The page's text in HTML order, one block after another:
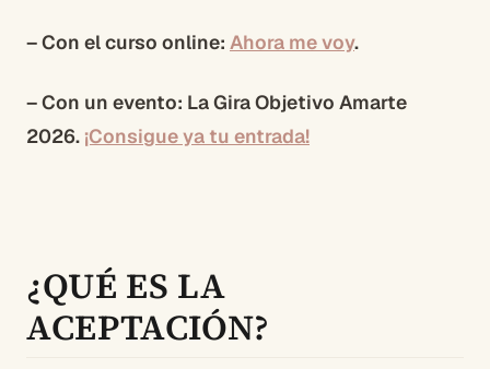
– Con el curso online: Ahora me voy.
– Con un evento: La Gira Objetivo Amarte
2026. ¡Consigue ya tu entrada!
¿QUÉ ES LA
ACEPTACIÓN?